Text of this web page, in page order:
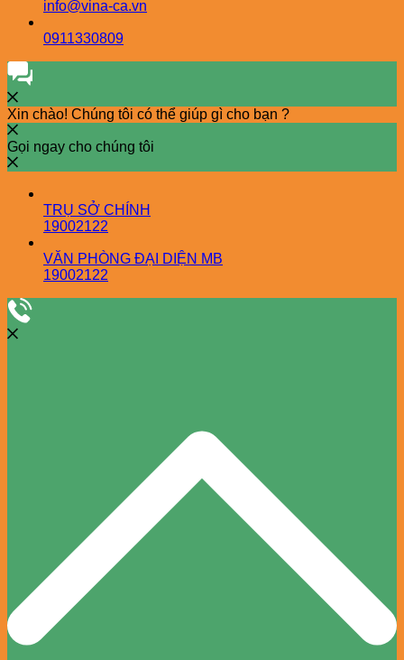
info@vina-ca.vn
0911330809
Xin chào! Chúng tôi có thể giúp gì cho bạn ?
Gọi ngay cho chúng tôi
TRỤ SỞ CHÍNH
19002122
VĂN PHÒNG ĐẠI DIỆN MB
19002122